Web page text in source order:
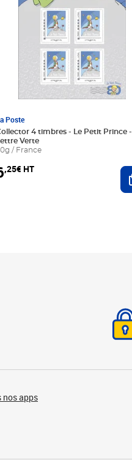
panier
Poste
4 timbres - Le Petit Prince -
Lettre Verte
/ France
,25€ HT
nos apps